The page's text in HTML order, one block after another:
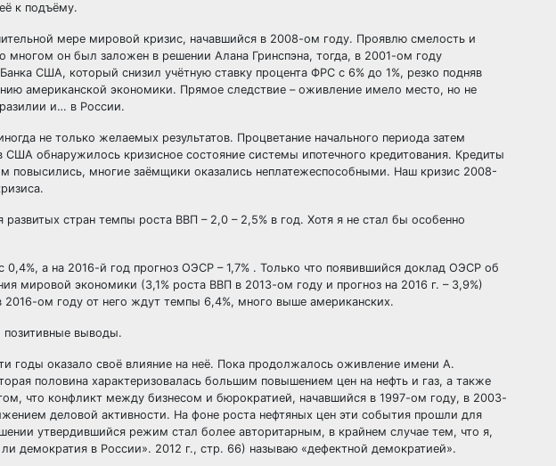
к подъёму.
мере мировой кризис, начавшийся в 2008-ом году. Проявлю смелость и
многом он был заложен в решении Алана Гринспэна, тогда, в 2001-ом году
США, который снизил учётную ставку процента ФРС с 6% до 1%, резко подняв
американской экономики. Прямое следствие – оживление имело место, но не
и… в России.
не только желаемых результатов. Процветание начального периода затем
обнаружилось кризисное состояние системы ипотечного кредитования. Кредиты
повысились, многие заёмщики оказались неплатежеспособными. Наш кризис 2008-
стран темпы роста ВВП – 2,0 – 2,5% в год. Хотя я не стал бы особенно
а на 2016-й год прогноз ОЭСР – 1,7% . Только что появившийся доклад ОЭСР об
мировой экономики (3,1% роста ВВП в 2013-ом году и прогноз на 2016 г. – 3,9%)
ом году от него ждут темпы 6,4%, много выше американских.
позитивные выводы.
годы оказало своё влияние на неё. Пока продолжалось оживление имени А.
половина характеризовалась большим повышением цен на нефть и газ, а также
что конфликт между бизнесом и бюрократией, начавшийся в 1997-ом году, в 2003-
деловой активности. На фоне роста нефтяных цен эти события прошли для
утвердившийся режим стал более авторитарным, в крайнем случае тем, что я,
демократия в России». 2012 г., стр. 66) называю «дефектной демократией».